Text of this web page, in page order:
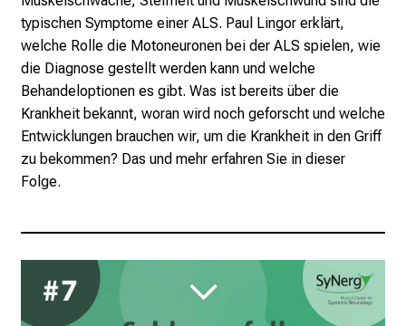
typischen Symptome einer ALS. Paul Lingor erklärt,
welche Rolle die Motoneuronen bei der ALS spielen, wie
die Diagnose gestellt werden kann und welche
Behandeloptionen es gibt. Was ist bereits über die
Krankheit bekannt, woran wird noch geforscht und welche
Entwicklungen brauchen wir, um die Krankheit in den Griff
zu bekommen? Das und mehr erfahren Sie in dieser
Folge.